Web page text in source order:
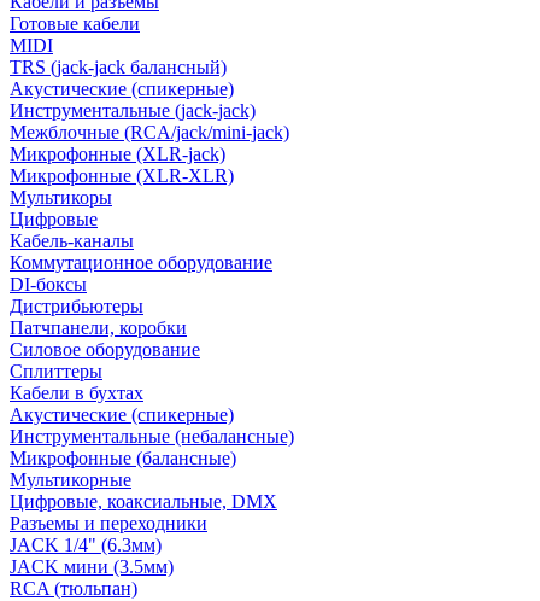
Готовые кабели
MIDI
TRS (jack-jack балансный)
Акустические (спикерные)
Инструментальные (jack-jack)
Межблочные (RCA/jack/mini-jack)
Микрофонные (XLR-jack)
Микрофонные (XLR-XLR)
Мультикоры
Цифровые
Кабель-каналы
Коммутационное оборудование
DI-боксы
Дистрибьютеры
Патчпанели, коробки
Силовое оборудование
Сплиттеры
Кабели в бухтах
Акустические (спикерные)
Инструментальные (небалансные)
Микрофонные (балансные)
Мультикорные
Цифровые, коаксиальные, DMX
Разъемы и переходники
JACK 1/4" (6.3мм)
JACK мини (3.5мм)
RCA (тюльпан)